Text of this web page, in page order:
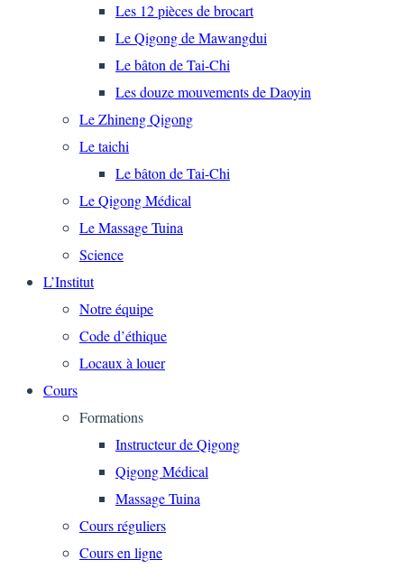
Les 12 pièces de brocart
Le Qigong de Mawangdui
Le bâton de Tai-Chi
Les douze mouvements de Daoyin
Le Zhineng Qigong
Le taichi
Le bâton de Tai-Chi
Le Qigong Médical
Le Massage Tuina
Science
L’Institut
Notre équipe
Code d’éthique
Locaux à louer
Cours
Formations
Instructeur de Qigong
Qigong Médical
Massage Tuina
Cours réguliers
Cours en ligne